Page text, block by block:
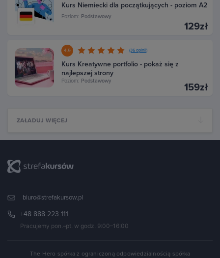
Kurs Niemiecki dla początkujących - poziom A2
Poziom: Podstawowy
129zł
4.9 (36 opinii)
Kurs Kreatywne portfolio - pokaż się z
najlepszej strony
Poziom: Podstawowy
159zł
ZAŁADUJ WIĘCEJ
biuro@strefakursow.pl
+48 888 223 111
Pracujemy pon.–pt. w godz. 9:00–16:00
The Hero spółka z ograniczoną odpowiedzialnością spółka